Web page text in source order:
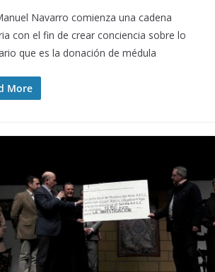
Navarro comienza una cadena
con el fin de crear conciencia sobre lo
que es la donación de médula
More